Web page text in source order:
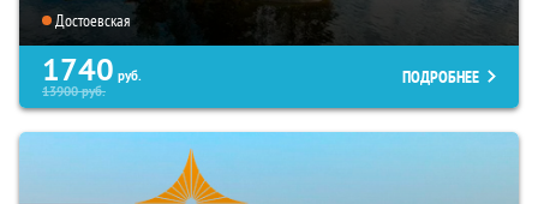
Достоевская
1740 руб.
13900руб.
ПОДРОБНЕЕ